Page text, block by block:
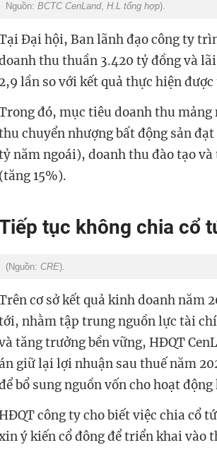
Nguồn: BCTC CenLand, H.L tổng hợp).
Đại hội, Ban lãnh đạo công ty
thu thuần 3.420 tỷ đồng và
2,9 lần so với kết quả thực hiện
đó, mục tiêu doanh thu
chuyển nhượng bất động sản
năm ngoái), doanh thu đào tạo
(tăng 15%).
tục không chia cổ
(Nguồn: CRE).
cơ sở kết quả kinh doanh năm
nhằm tập trung nguồn lực tài
tăng trưởng bền vững, HĐQT
giữ lại lợi nhuận sau thuế năm
bổ sung nguồn vốn cho hoạt
công ty cho biết việc chia cổ
ý kiến cổ đông để triển khai vào